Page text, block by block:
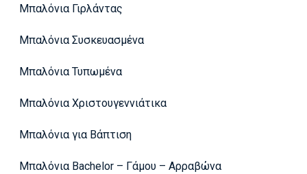
Μπαλόνια Γιρλάντας
Μπαλόνια Συσκευασμένα
Μπαλόνια Τυπωμένα
Μπαλόνια Χριστουγεννιάτικα
Μπαλόνια για Βάπτιση
Μπαλόνια Bachelor – Γάμου – Αρραβώνα